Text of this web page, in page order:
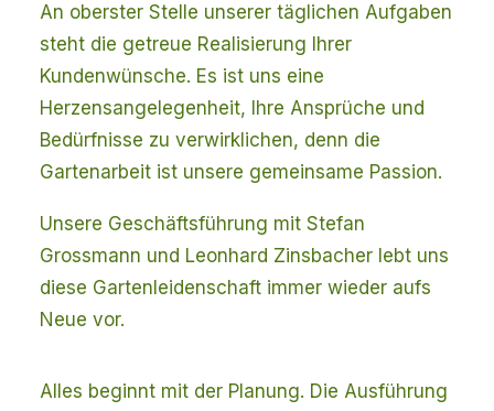
An oberster Stelle unserer täglichen Aufgaben
steht die getreue Realisierung Ihrer
Kundenwünsche. Es ist uns eine
Herzensangelegenheit, Ihre Ansprüche und
Bedürfnisse zu verwirklichen, denn die
Gartenarbeit ist unsere gemeinsame Passion.
Unsere Geschäftsführung mit Stefan
Grossmann und Leonhard Zinsbacher lebt uns
diese Gartenleidenschaft immer wieder aufs
Neue vor.
Alles beginnt mit der Planung. Die Ausführung